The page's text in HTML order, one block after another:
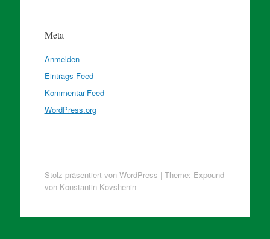
Meta
Anmelden
Eintrags-Feed
Kommentar-Feed
WordPress.org
Stolz präsentiert von WordPress | Theme: Expound
von Konstantin Kovshenin